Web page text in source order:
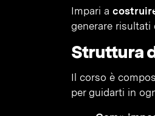
Impari a
generare
Struttura
Il corso è
per guidarti in